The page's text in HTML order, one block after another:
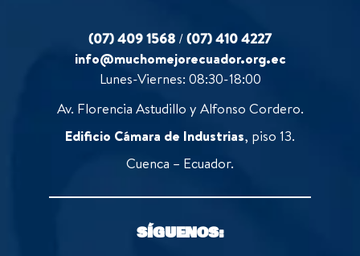
(07) 409 1568 /(07) 410 4227
info@muchomejorecuador.org.ec
Lunes-Viernes: 08:30-18:00
Av. Florencia Astudillo y Alfonso Cordero.
Edificio Cámara de Industrias, piso 13.
Cuenca – Ecuador.
SÍGUENOS: